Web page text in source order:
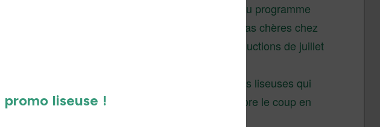
éclairage au programme
Liseuses pas chères chez
Vivlio – réductions de juillet
3 anciennes liseuses qui
valent encore le coup en